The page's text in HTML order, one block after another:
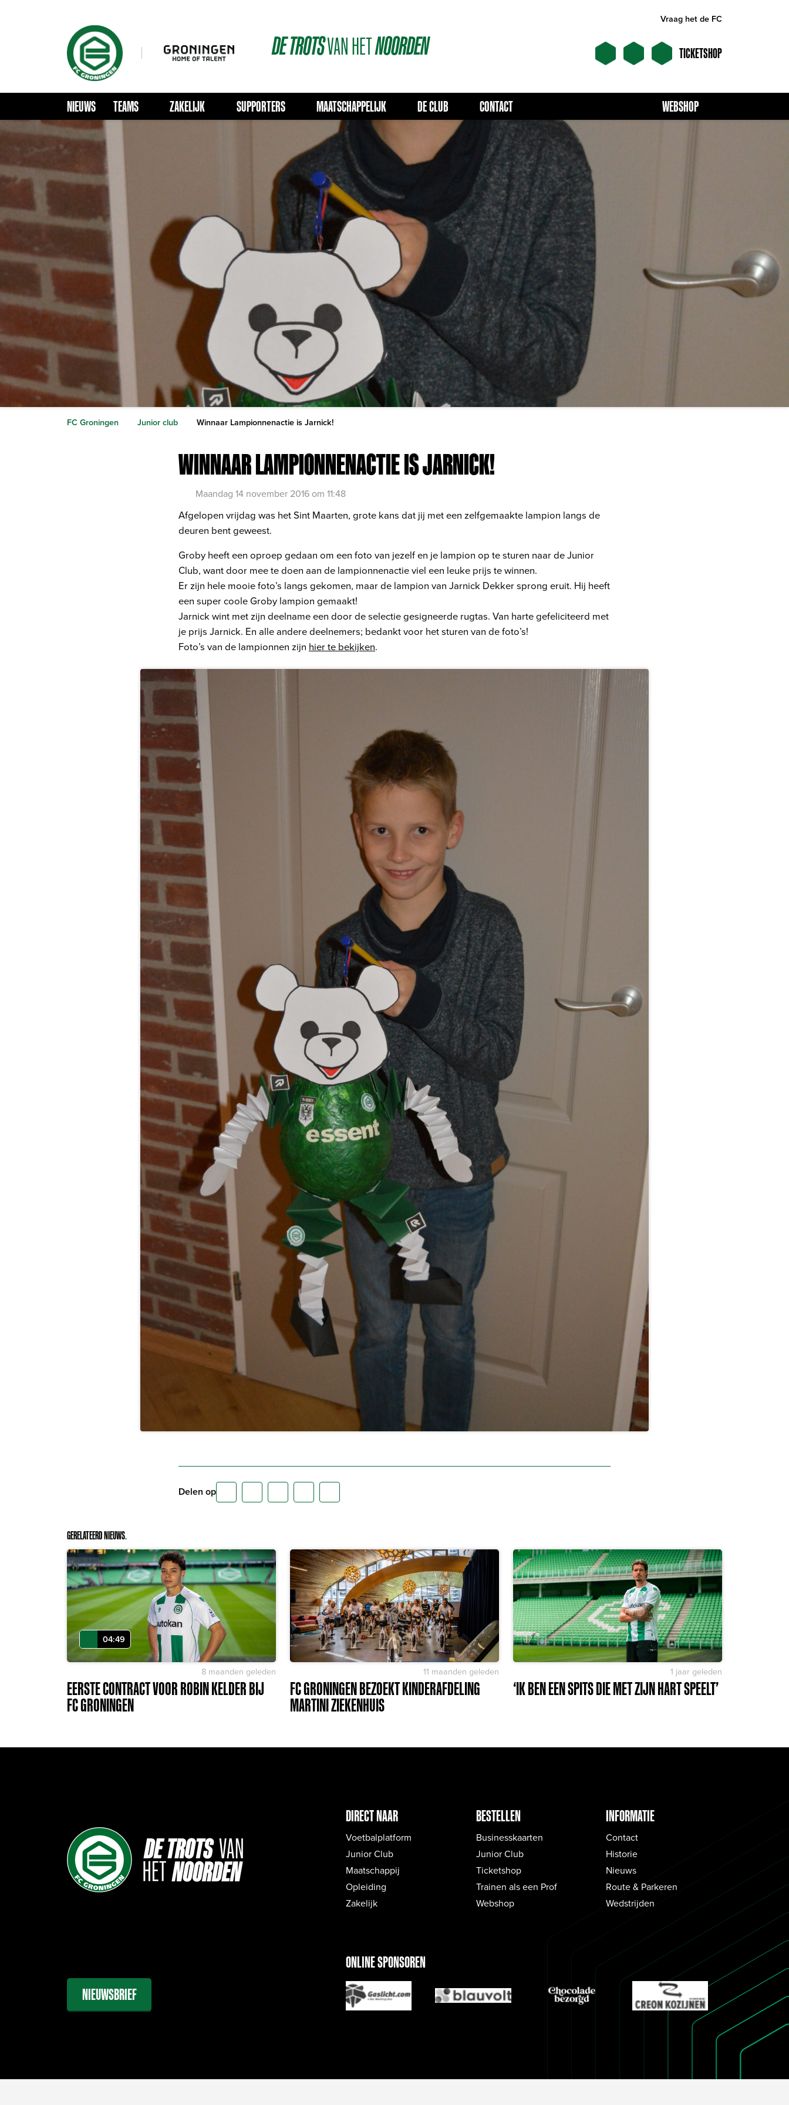
Vraag het de FC
DETROTSVANHETNOORDEN TICKETSHOP
NIEUWS TEAMS ZAKELIJK SUPPORTERS MAATSCHAPPELIJK DE CLUB CONTACT WEBSHOP
FC Groningen Junior club Winnaar Lampionnenactie is Jarnick!
WINNAAR LAMPIONNENACTIE IS JARNICK!
Maandag 14 november 2016 om 11:48
Afgelopen vrijdag was het Sint Maarten, grote kans dat jij met een zelfgemaakte lampion langs de
deuren bent geweest.
Groby heeft een oproep gedaan om een foto van jezelf en je lampion op te sturen naar de Junior
Club, want door mee te doen aan de lampionnenactie viel een leuke prijs te winnen.
Er zijn hele mooie foto’s langs gekomen, maar de lampion van Jarnick Dekker sprong eruit. Hij heeft
een super coole Groby lampion gemaakt!
Jarnick wint met zijn deelname een door de selectie gesigneerde rugtas. Van harte gefeliciteerd met
je prijs Jarnick. En alle andere deelnemers; bedankt voor het sturen van de foto’s!
Foto’s van de lampionnen zijn hier te bekijken.
Delen op
GERELATEERD NIEUWS.
04:49
8 maanden geleden
EERSTE CONTRACT VOOR ROBIN KELDER BIJ
FC GRONINGEN
11 maanden geleden
FC GRONINGEN BEZOEKT KINDERAFDELING
MARTINI ZIEKENHUIS
1 jaar geleden
‘IK BEN EEN SPITS DIE MET ZIJN HART SPEELT’
DIRECT NAAR
Voetbalplatform
Junior Club
Maatschappij
Opleiding
Zakelijk
BESTELLEN
Businesskaarten
Junior Club
Ticketshop
Trainen als een Prof
Webshop
INFORMATIE
Contact
Historie
Nieuws
Route & Parkeren
Wedstrijden
NIEUWSBRIEF
ONLINE SPONSOREN